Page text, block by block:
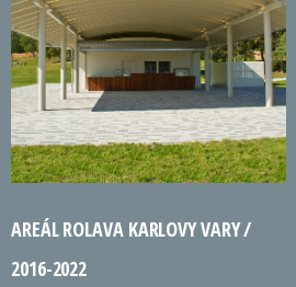
AREÁL ROLAVA KARLOVY VARY /
2016-2022